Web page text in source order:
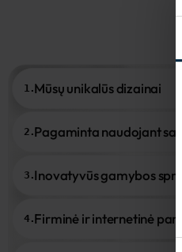
1.Mūsų unikalūs dizainai
2.Pagaminta naudojant
3.Inovatyvūs gamybos
4.Firminė ir internetinė